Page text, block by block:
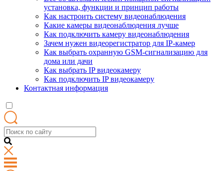
установка, функции и принцип работы
Как настроить систему видеонаблюдения
Какие камеры видеонаблюдения лучше
Как подключить камеру видеонаблюдения
Зачем нужен видеорегистратор для IP-камер
Как выбрать охранную GSM-сигнализацию для
дома или дачи
Как выбрать IP видеокамеру
Как подключить IP видеокамеру
Контактная информация